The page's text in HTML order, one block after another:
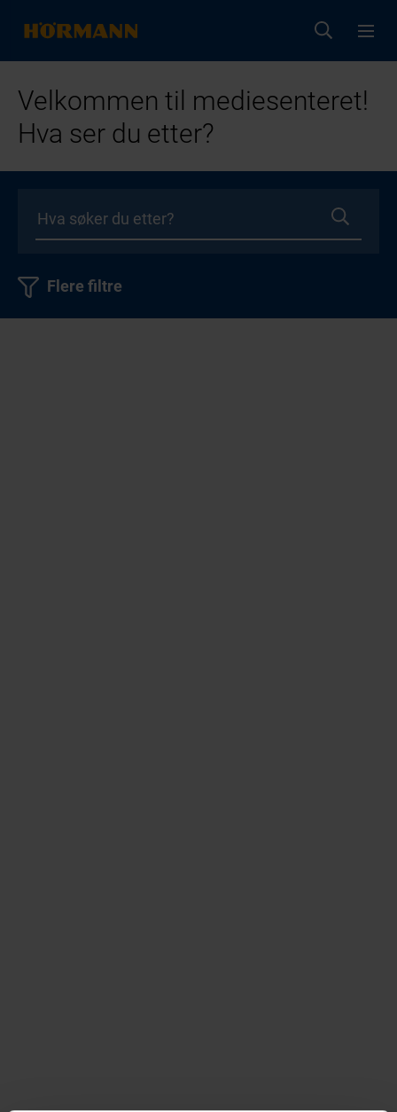
Velkommen til mediesenteret!
Hva ser du etter?
Flere filtre